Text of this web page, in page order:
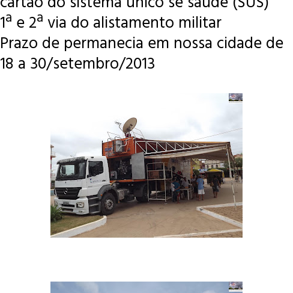
1ª e 2ª via do alistamento militar
Prazo de permanecia em nossa cidade de
18 a 30/setembro/2013